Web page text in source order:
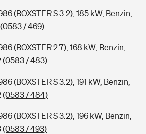
Sicherheit für deine Kids
(BOXSTER S 3.2), 185 kW, Benzin,
(0583 / 469)
(BOXSTER 2.7), 168 kW, Benzin,
(0583 / 483)
(BOXSTER S 3.2), 191 kW, Benzin,
(0583 / 484)
(BOXSTER S 3.2), 196 kW, Benzin,
(0583 / 493)